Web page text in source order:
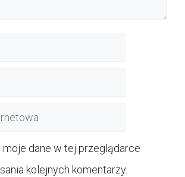
moje dane w tej przeglądarce
kolejnych komentarzy.